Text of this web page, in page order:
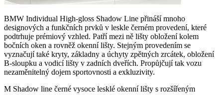
BMW Individual High-gloss Shadow Line přináší mnoho
designových a funkčních prvků v leskle černém provedení, které
podtrhuje prémiový vzhled. Patří mezi ně lišty obložení kolem
bočních oken a rovněž okenní lišty. Stejným provedením se
vyznačují také kryty, základny a úchyty zpětných zrcátek, obložení
B-sloupku a vodicí lišty v zadních dveřích. Propůjčují tak vozu
nezaměnitelný dojem sportovnosti a exkluzivity.
M Shadow line černé vysoce lesklé okenní lišty s rozšířeným